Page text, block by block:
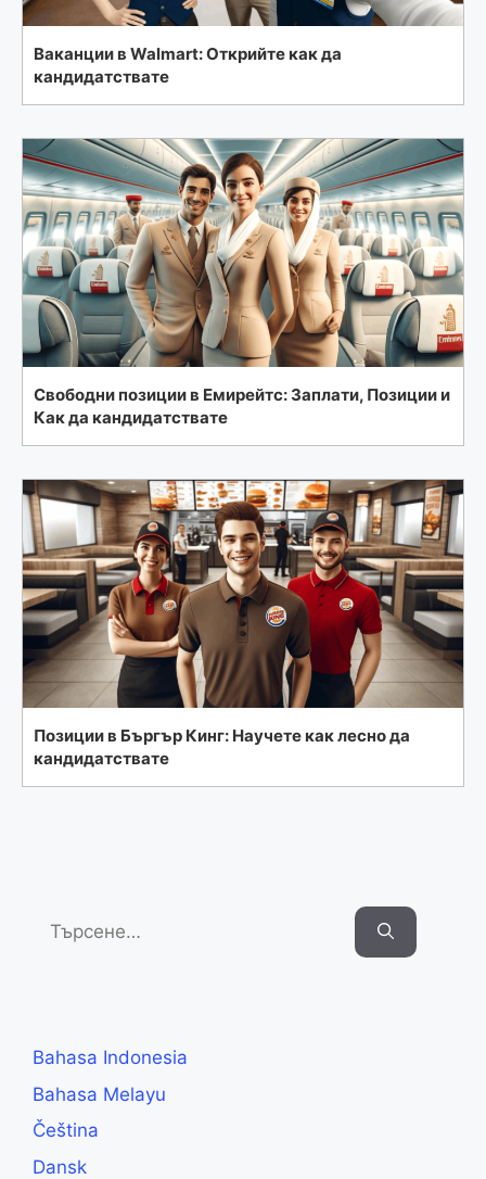
Ваканции в Walmart: Открийте как да
кандидатствате
Свободни позиции в Емирейтс: Заплати, Позиции и
Как да кандидатствате
Позиции в Бъргър Кинг: Научете как лесно да
кандидатствате
Search
Bahasa Indonesia
Bahasa Melayu
Čeština
Dansk